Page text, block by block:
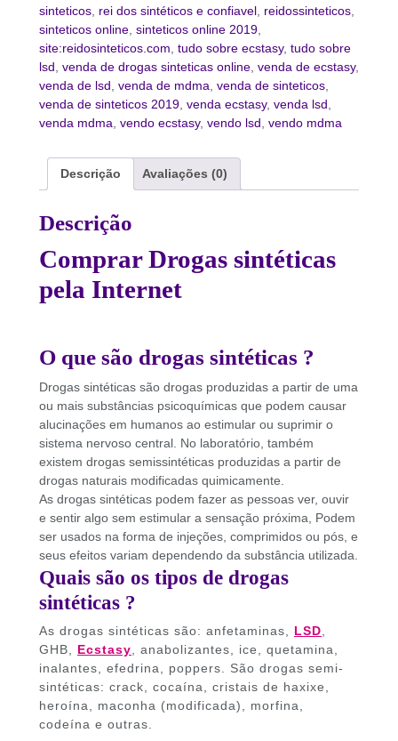
sinteticos rei dos sintéticos e confiavel reidossinteticos
sinteticos online sinteticos online 2019
site:reidosinteticos.com tudo sobre ecstasy, tudo sobre
lsd venda de drogas sinteticas online venda de ecstasy,
venda de lsd venda de mdma venda de sinteticos
venda de sinteticos 2019 venda ecstasy, venda lsd
venda mdma vendo ecstasy, vendo lsd vendo mdma
Descrição Avaliações (0)
Descrição
Comprar Drogas sintéticas
pela Internet
O que são drogas sintéticas ?
Drogas sintéticas são drogas produzidas a partir de uma
ou mais substâncias psicoquímicas que podem causar
alucinações em humanos ao estimular ou suprimir o
sistema nervoso central. No laboratório, também
existem drogas semissintéticas produzidas a partir de
drogas naturais modificadas quimicamente.
As drogas sintéticas podem fazer as pessoas ver, ouvir
e sentir algo sem estimular a sensação próxima, Podem
ser usados ​​na forma de injeções, comprimidos ou pós, e
seus efeitos variam dependendo da substância utilizada.
Quais são os tipos de drogas
sintéticas ?
As drogas sintéticas são: anfetaminas, LSD,
GHB, Ecstasy, anabolizantes, ice, quetamina,
inalantes, efedrina, poppers. São drogas semi-
sintéticas: crack, cocaína, cristais de haxixe,
heroína, maconha (modificada), morfina,
codeína e outras.